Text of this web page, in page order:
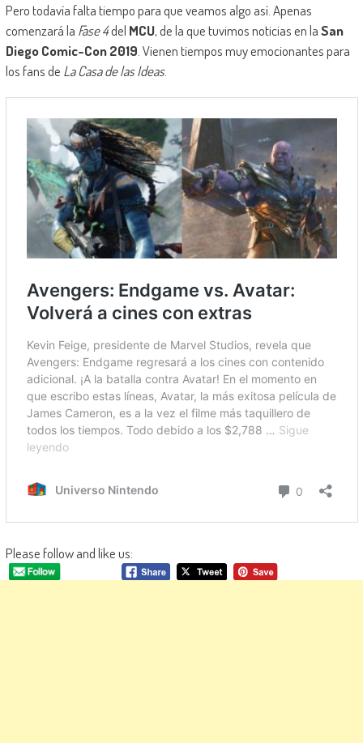
Pero todavía falta tiempo para que veamos algo así. Apenas
comenzará la Fase 4del MCU, de la que tuvimos noticias en laSan
Diego Comic-Con 2019 . Vienen tiempos muy emocionantes para
los fans de La Casa de las Ideas.
Please follow and like us: